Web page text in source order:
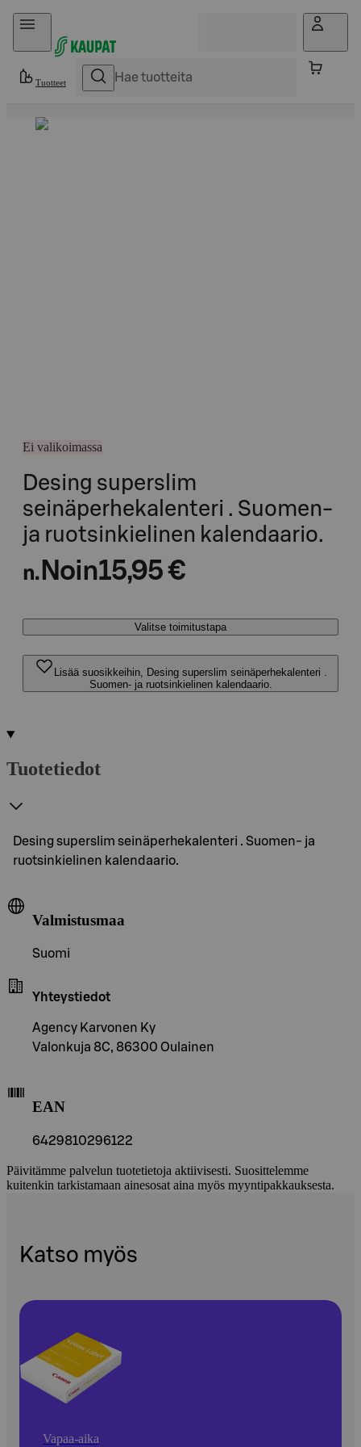
Hyppää sisältöön
Tuotteet
Ei valikoimassa
Desing superslim
seinäperhekalenteri . Suomen-
ja ruotsinkielinen kalendaario.
n. Noin15,95 €
Valitse toimitustapa
Lisää suosikkeihin, Desing superslim seinäperhekalenteri .
Suomen- ja ruotsinkielinen kalendaario.
Tuotetiedot
Desing superslim seinäperhekalenteri . Suomen- ja
ruotsinkielinen kalendaario.
Valmistusmaa
Suomi
Yhteystiedot
Agency Karvonen Ky
Valonkuja 8C, 86300 Oulainen
EAN
6429810296122
Päivitämme palvelun tuotetietoja aktiivisesti. Suosittelemme
kuitenkin tarkistamaan ainesosat aina myös myyntipakkauksesta.
Katso myös
Vapaa-aika